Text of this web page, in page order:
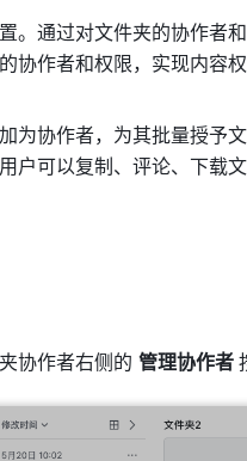
。通过对文件夹的协作者
协作者和权限，实现内容
为协作者，为其批量授予
户可以复制、评论、下载
协作者右侧的 管理协作者